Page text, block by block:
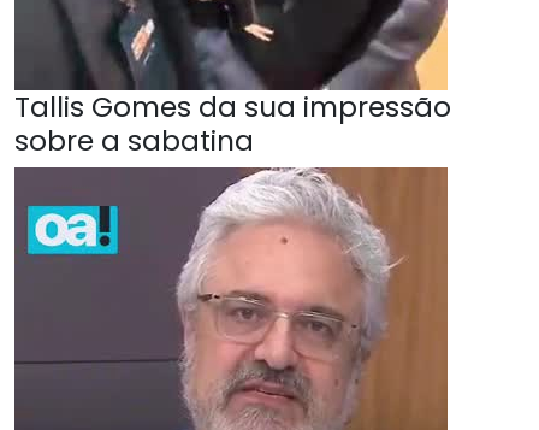
Tallis Gomes da sua impressão
sobre a sabatina